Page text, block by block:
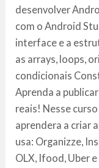
desenvolver
com o Android
interface e a
as arrays, loops,
condicionais
Aprenda a
reais! Nesse
aprendera a criar
usa: Organizze,
OLX, Ifood, Uber